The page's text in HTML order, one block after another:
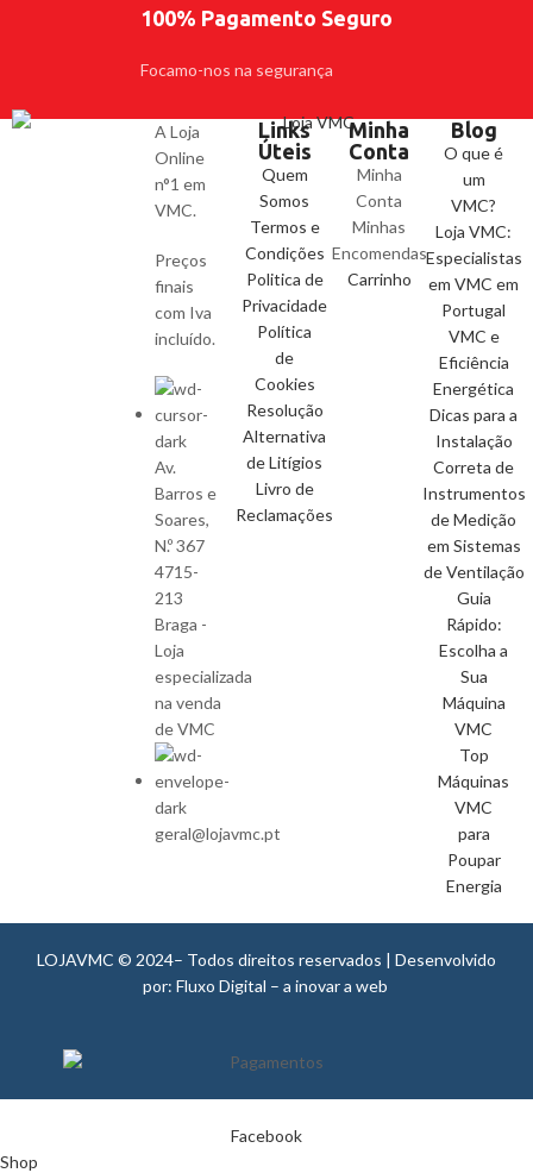
100% Pagamento Seguro
Focamo-nos na segurança
A Loja
Online
n°1 em
VMC.
Preços
finais
com Iva
incluído.
Av.
Barros e
Soares,
N.º 367
4715-
213
Braga -
Loja
especializada
na venda
de VMC
geral@lojavmc.pt
Links
Úteis
Quem
Somos
Termos e
Condições
Politica de
Privacidade
Política
de
Cookies
Resolução
Alternativa
de Litígios
Livro de
Reclamações
Minha
Conta
Minha
Conta
Minhas
Encomendas
Carrinho
Blog
O que é
um
VMC?
Loja VMC:
Especialistas
em VMC em
Portugal
VMC e
Eficiência
Energética
Dicas para a
Instalação
Correta de
Instrumentos
de Medição
em Sistemas
de Ventilação
Guia
Rápido:
Escolha a
Sua
Máquina
VMC
Top
Máquinas
VMC
para
Poupar
Energia
LOJAVMC © 2024– Todos direitos reservados | Desenvolvido
por: Fluxo Digital – a inovar a web
Facebook
Shop